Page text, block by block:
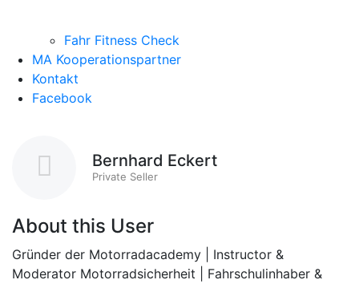
Fahr Fitness Check
MA Kooperationspartner
Kontakt
Facebook
Bernhard Eckert
Private Seller
About this User
Gründer der Motorradacademy | Instructor &
Moderator Motorradsicherheit | Fahrschulinhaber &